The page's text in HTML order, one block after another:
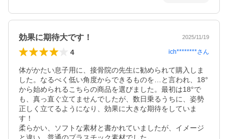
効果に期待大です！ 2025/11/19
4 ich********さん
体がかたい息子用に、接骨院の先生に勧められて購入しま
した。なるべく低い角度からできるものを…と言われ、18°
から始められるこちらの商品を選びました。最初は18°で
も、真っ直ぐ立てませんでしたが、数日乗るうちに、姿勢
正しく立てるようになり、効果に大きな期待をしていま
す！
柔らかい、ソフトな素材と書かれていましたが、イメージ